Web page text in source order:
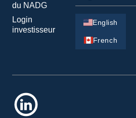
du NADG
Login
investisseur
English
French
LinkedIn